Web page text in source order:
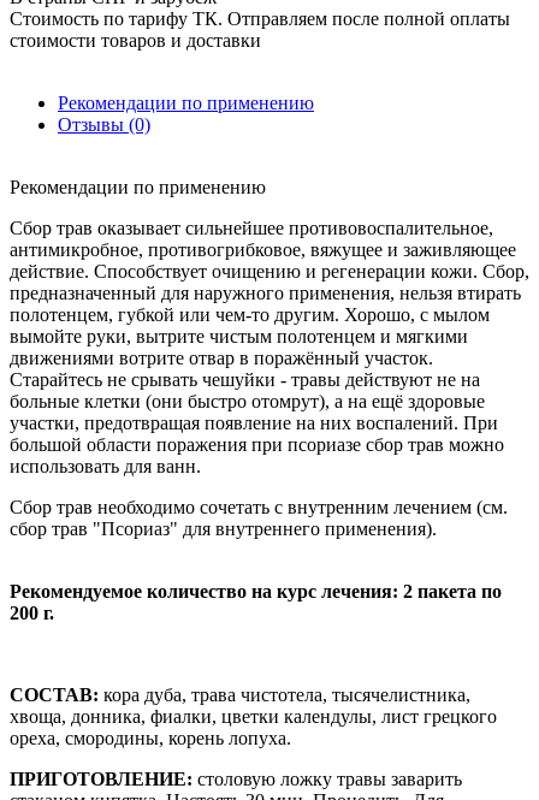
Стоимость по тарифу ТК. Отправляем после полной оплаты
стоимости товаров и доставки
Рекомендации по применению
Отзывы (0)
Рекомендации по применению
Сбор трав оказывает сильнейшее противовоспалительное,
антимикробное, противогрибковое, вяжущее и заживляющее
действие. Способствует очищению и регенерации кожи. Сбор,
предназначенный для наружного применения, нельзя втирать
полотенцем, губкой или чем-то другим. Хорошо, с мылом
вымойте руки, вытрите чистым полотенцем и мягкими
движениями вотрите отвар в поражённый участок.
Старайтесь не срывать чешуйки - травы действуют не на
больные клетки (они быстро отомрут), а на ещё здоровые
участки, предотвращая появление на них воспалений. При
большой области поражения при псориазе сбор трав можно
использовать для ванн.
Сбор трав необходимо сочетать с внутренним лечением (см.
сбор трав "Псориаз" для внутреннего применения).
Рекомендуемое количество на курс лечения: 2 пакета по
200 г.
СОСТАВ: кора дуба, трава чистотела, тысячелистника,
хвоща, донника, фиалки, цветки календулы, лист грецкого
ореха, смородины, корень лопуха.
ПРИГОТОВЛЕНИЕ: столовую ложку травы заварить